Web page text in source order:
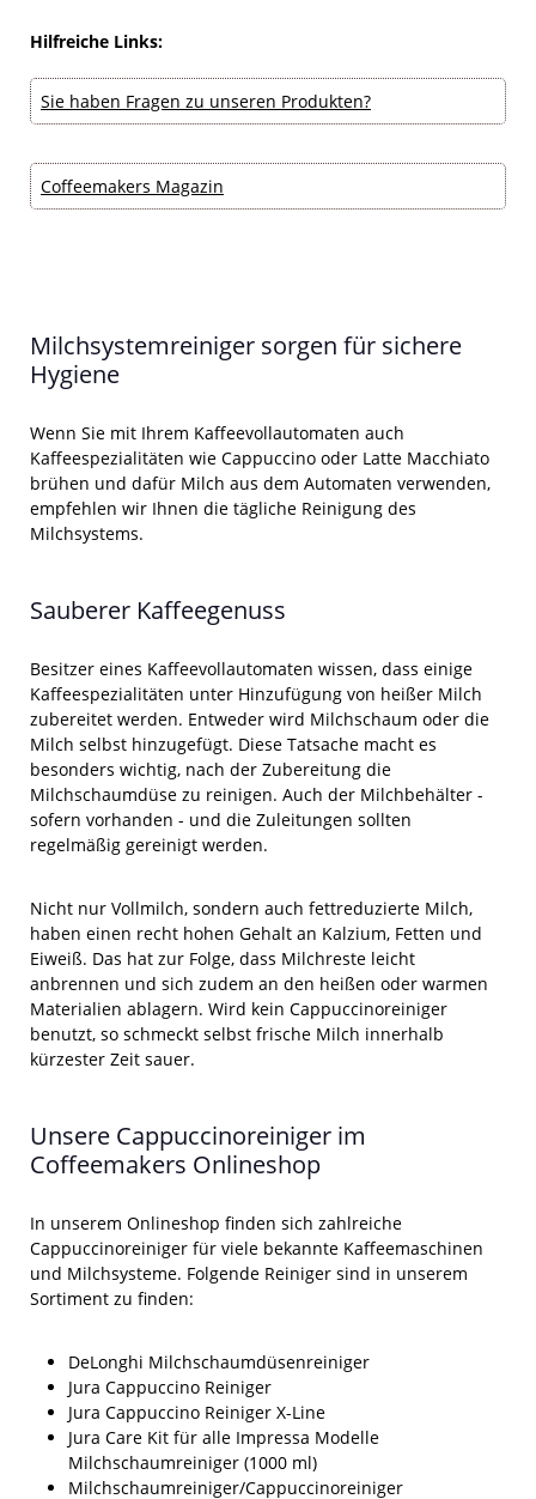
Hilfreiche Links:
Sie haben Fragen zu unseren Produkten?
Coffeemakers Magazin
Milchsystemreiniger sorgen für sichere
Hygiene
Wenn Sie mit Ihrem Kaffeevollautomaten auch
Kaffeespezialitäten wie Cappuccino oder Latte Macchiato
brühen und dafür Milch aus dem Automaten verwenden,
empfehlen wir Ihnen die tägliche Reinigung des
Milchsystems.
Sauberer Kaffeegenuss
Besitzer eines Kaffeevollautomaten wissen, dass einige
Kaffeespezialitäten unter Hinzufügung von heißer Milch
zubereitet werden. Entweder wird Milchschaum oder die
Milch selbst hinzugefügt. Diese Tatsache macht es
besonders wichtig, nach der Zubereitung die
Milchschaumdüse zu reinigen. Auch der Milchbehälter -
sofern vorhanden - und die Zuleitungen sollten
regelmäßig gereinigt werden.
Nicht nur Vollmilch, sondern auch fettreduzierte Milch,
haben einen recht hohen Gehalt an Kalzium, Fetten und
Eiweiß. Das hat zur Folge, dass Milchreste leicht
anbrennen und sich zudem an den heißen oder warmen
Materialien ablagern. Wird kein Cappuccinoreiniger
benutzt, so schmeckt selbst frische Milch innerhalb
kürzester Zeit sauer.
Unsere Cappuccinoreiniger im
Coffeemakers Onlineshop
In unserem Onlineshop finden sich zahlreiche
Cappuccinoreiniger für viele bekannte Kaffeemaschinen
und Milchsysteme. Folgende Reiniger sind in unserem
Sortiment zu finden:
DeLonghi Milchschaumdüsenreiniger
Jura Cappuccino Reiniger
Jura Cappuccino Reiniger X-Line
Jura Care Kit für alle Impressa Modelle
Milchschaumreiniger (1000 ml)
Milchschaumreiniger/Cappuccinoreiniger